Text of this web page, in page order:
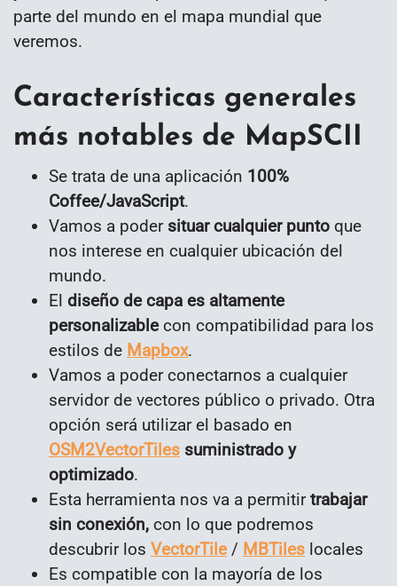
parte del mundo en el mapa mundial que
veremos.
Características generales
más notables de MapSCII
Se trata de una aplicación 100%
Coffee/JavaScript.
Vamos a poder situar cualquier punto que
nos interese en cualquier ubicación del
mundo.
El diseño de capa es altamente
personalizablecon compatibilidad para los
estilos de Mapbox.
Vamos a poder conectarnos a cualquier
servidor de vectores público o privado. Otra
opción será utilizar el basado en
OSM2VectorTiles suministrado y
optimizado.
Esta herramienta nos va a permitirtrabajar
sin conexión, con lo que podremos
descubrir los VectorTile/ MBTiles locales
Es compatible con la mayoría de los